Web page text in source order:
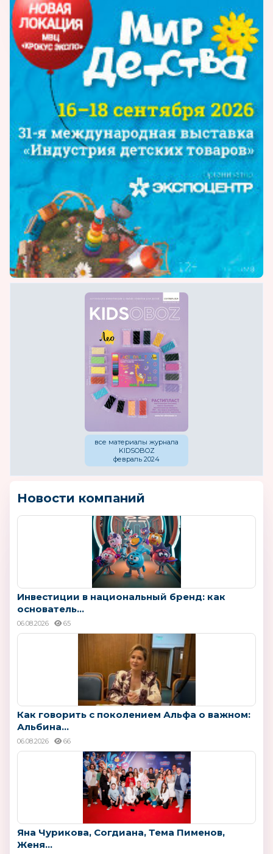
все материалы журнала
KIDSOBOZ
февраль 2024
Новости компаний
Инвестиции в национальный бренд: как
основатель...
06.08.2026 65
Как говорить с поколением Альфа о важном:
Альбина...
06.08.2026 66
Яна Чурикова, Согдиана, Тема Пименов,
Женя...